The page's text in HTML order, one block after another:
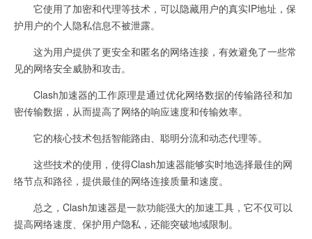
它使用了加密和代理等技术，可以隐藏用户的真实IP地址，保
护用户的个人隐私信息不被泄露。
这为用户提供了更安全和匿名的网络连接，有效避免了一些常
见的网络安全威胁和攻击。
Clash加速器的工作原理是通过优化网络数据的传输路径和加
密传输数据，从而提高了网络的响应速度和传输效率。
它的核心技术包括智能路由、聪明分流和动态代理等。
这些技术的使用，使得Clash加速器能够实时地选择最佳的网
络节点和路径，提供最佳的网络连接质量和速度。
总之，Clash加速器是一款功能强大的加速工具，它不仅可以
提高网络速度、保护用户隐私，还能突破地域限制。